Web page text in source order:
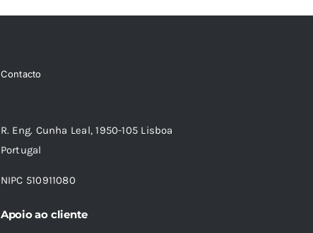
Contacto
R. Eng. Cunha Leal, 1950-105 Lisboa
Portugal
NIPC 510911080
Apoio ao cliente